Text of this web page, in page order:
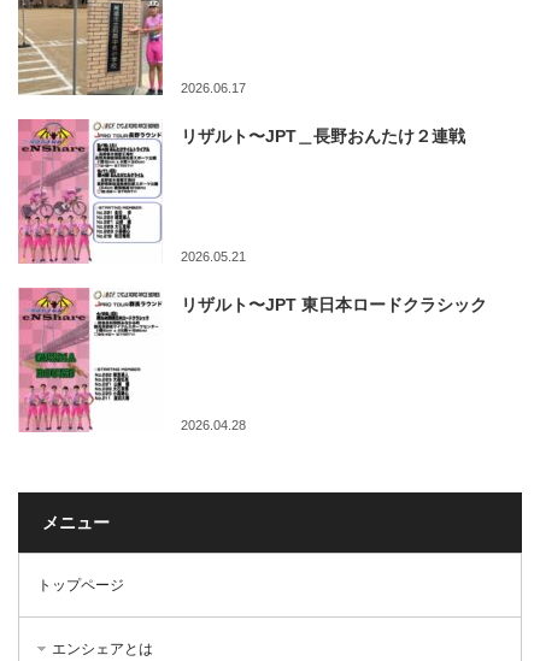
2026.06.17
リザルト〜JPT＿長野おんたけ２連戦
2026.05.21
リザルト〜JPT 東日本ロードクラシック
2026.04.28
メニュー
トップページ
エンシェアとは